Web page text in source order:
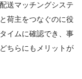
送マッチングシステ
荷主をつなぐのに役
イムに確認でき、事
ちらにもメリットが